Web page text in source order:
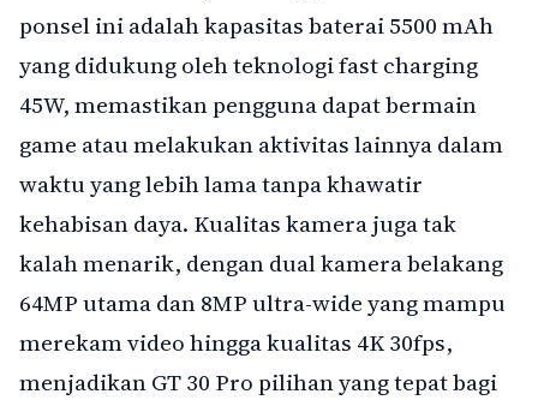
ponsel ini adalah kapasitas baterai 5500 mAh
yang didukung oleh teknologi fast charging
45W, memastikan pengguna dapat bermain
game atau melakukan aktivitas lainnya dalam
waktu yang lebih lama tanpa khawatir
kehabisan daya. Kualitas kamera juga tak
kalah menarik, dengan dual kamera belakang
64MP utama dan 8MP ultra-wide yang mampu
merekam video hingga kualitas 4K 30fps,
menjadikan GT 30 Pro pilihan yang tepat bagi